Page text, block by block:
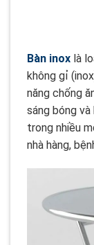
Bàn inox là
không gỉ
năng chống
sáng bóng
trong nhiều
nhà hàng,